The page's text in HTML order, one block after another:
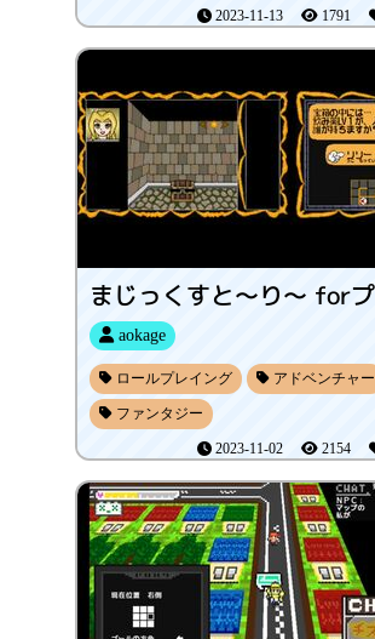
2023-11-13 1791
aokage
ロールプレイング アドベンチャー
ファンタジー
2023-11-02 2154